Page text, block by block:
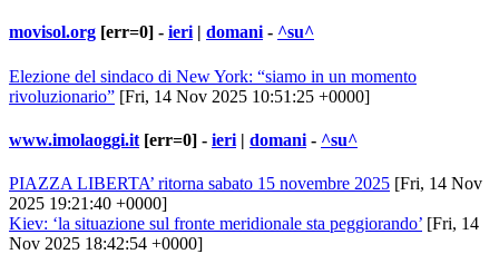
movisol.org [err=0] - ieri | domani - ^su^
Elezione del sindaco di New York: “siamo in un momento
rivoluzionario” [Fri, 14 Nov 2025 10:51:25 +0000]
www.imolaoggi.it [err=0] - ieri | domani - ^su^
PIAZZA LIBERTA’ ritorna sabato 15 novembre 2025 [Fri, 14 Nov
2025 19:21:40 +0000]
Kiev: ‘la situazione sul fronte meridionale sta peggiorando’ [Fri, 14
Nov 2025 18:42:54 +0000]